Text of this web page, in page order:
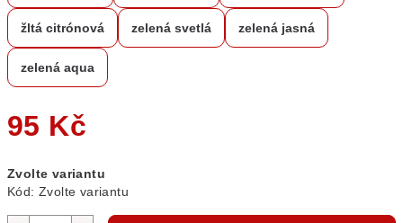
žltá citrónová zelená svetlá zelená jasná
zelená aqua
95 Kč
cena:
Zvolte variantu
Kód: Zvolte variantu